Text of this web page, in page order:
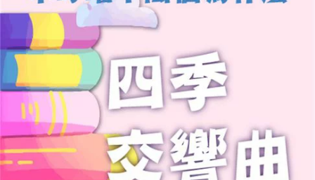
居家生活 運動休閒
女裝 男裝 化妝保養
日本購物 電子/紙本書